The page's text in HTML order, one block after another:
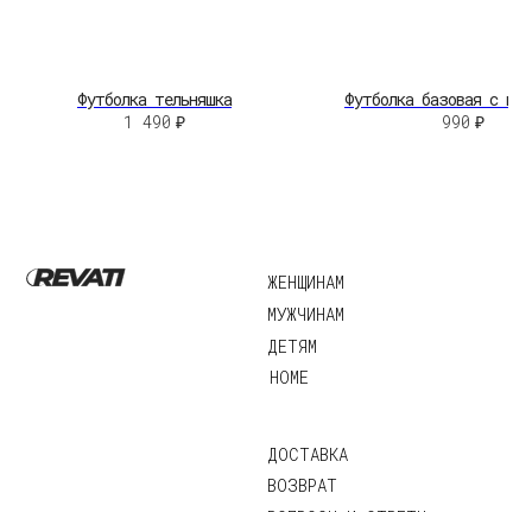
Футболка тельняшка
1 490 ₽
Футболка базовая с
990 ₽